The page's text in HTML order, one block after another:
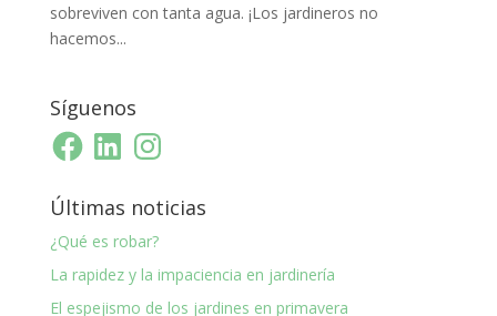
sobreviven con tanta agua. ¡Los jardineros no
hacemos...
Síguenos
FacebookLinkedInInstagram
Últimas noticias
¿Qué es robar?
La rapidez y la impaciencia en jardinería
El espejismo de los jardines en primavera